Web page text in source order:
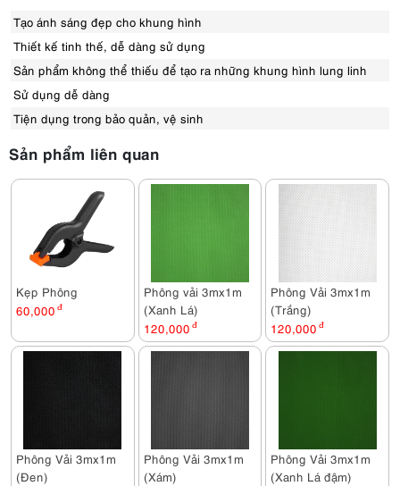
Tạo ánh sáng đẹp cho khung hình
Thiết kế tinh thế, dễ dàng sử dụng
Sản phẩm không thể thiếu để tạo ra những khung hình lung linh
Sử dụng dễ dàng
Tiện dụng trong bảo quản, vệ sinh
Sản phẩm liên quan
Kẹp Phông
60,000 đ
Phông vải 3mx1m
(Xanh Lá)
120,000 đ
Phông Vải 3mx1m
(Trắng)
120,000 đ
Phông Vải 3mx1m
(Đen)
Phông Vải 3mx1m
(Xám)
Phông Vải 3mx1m
(Xanh Lá đậm)